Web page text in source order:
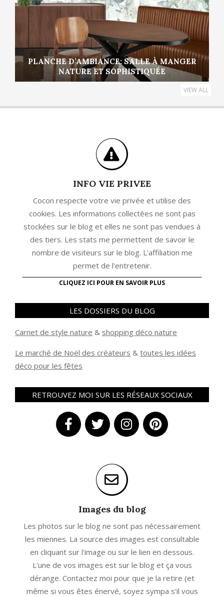
PLANCHE D’AMBIANCE: SALLE À MANGER
NATURE ET SOPHISTIQUÉE
VIEW ALL
INFO VIE PRIVEE
Cocon respecte votre vie privée et utilise des
cookies. Les informations collectées ne sont pas
stockées sur le blog et elles ne sont pas vendues à
des tiers. Les stats me permettent de savoir le
nombre de visiteurs sur le blog. L'affiliation me
permet de l'entretenir.
CLIQUEZ ICI POUR EN SAVOIR PLUS
LES DOSSIERS DU BLOG
Carnet de style nature & shopping déco nature
Le marché de Noël des créateurs & toutes les idées
déco pour les fêtes
RETROUVEZ MOI SUR LES RÉSEAUX SOCIAUX
Images du blog
Les photos sur le blog ne sont pas nécessairement
les miennes. La source des images est consultable
en cliquant sur l'image ou sur le lien en dessous.
L'une de vos images est sur le blog et ça vous
dérange. Contactez moi pour que je la retire (et
même si vous êtes énervé, soyez sympa s'il vous